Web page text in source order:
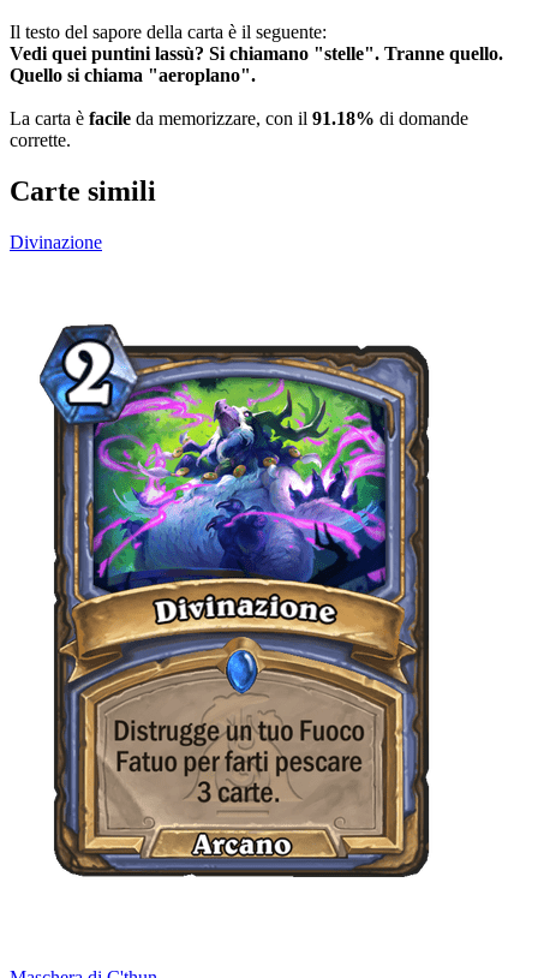
Il testo del sapore della carta è il seguente:
Vedi quei puntini lassù? Si chiamano "stelle". Tranne quello.
Quello si chiama "aeroplano".
La carta è facile da memorizzare, con il 91.18% di domande
corrette.
Carte simili
Divinazione